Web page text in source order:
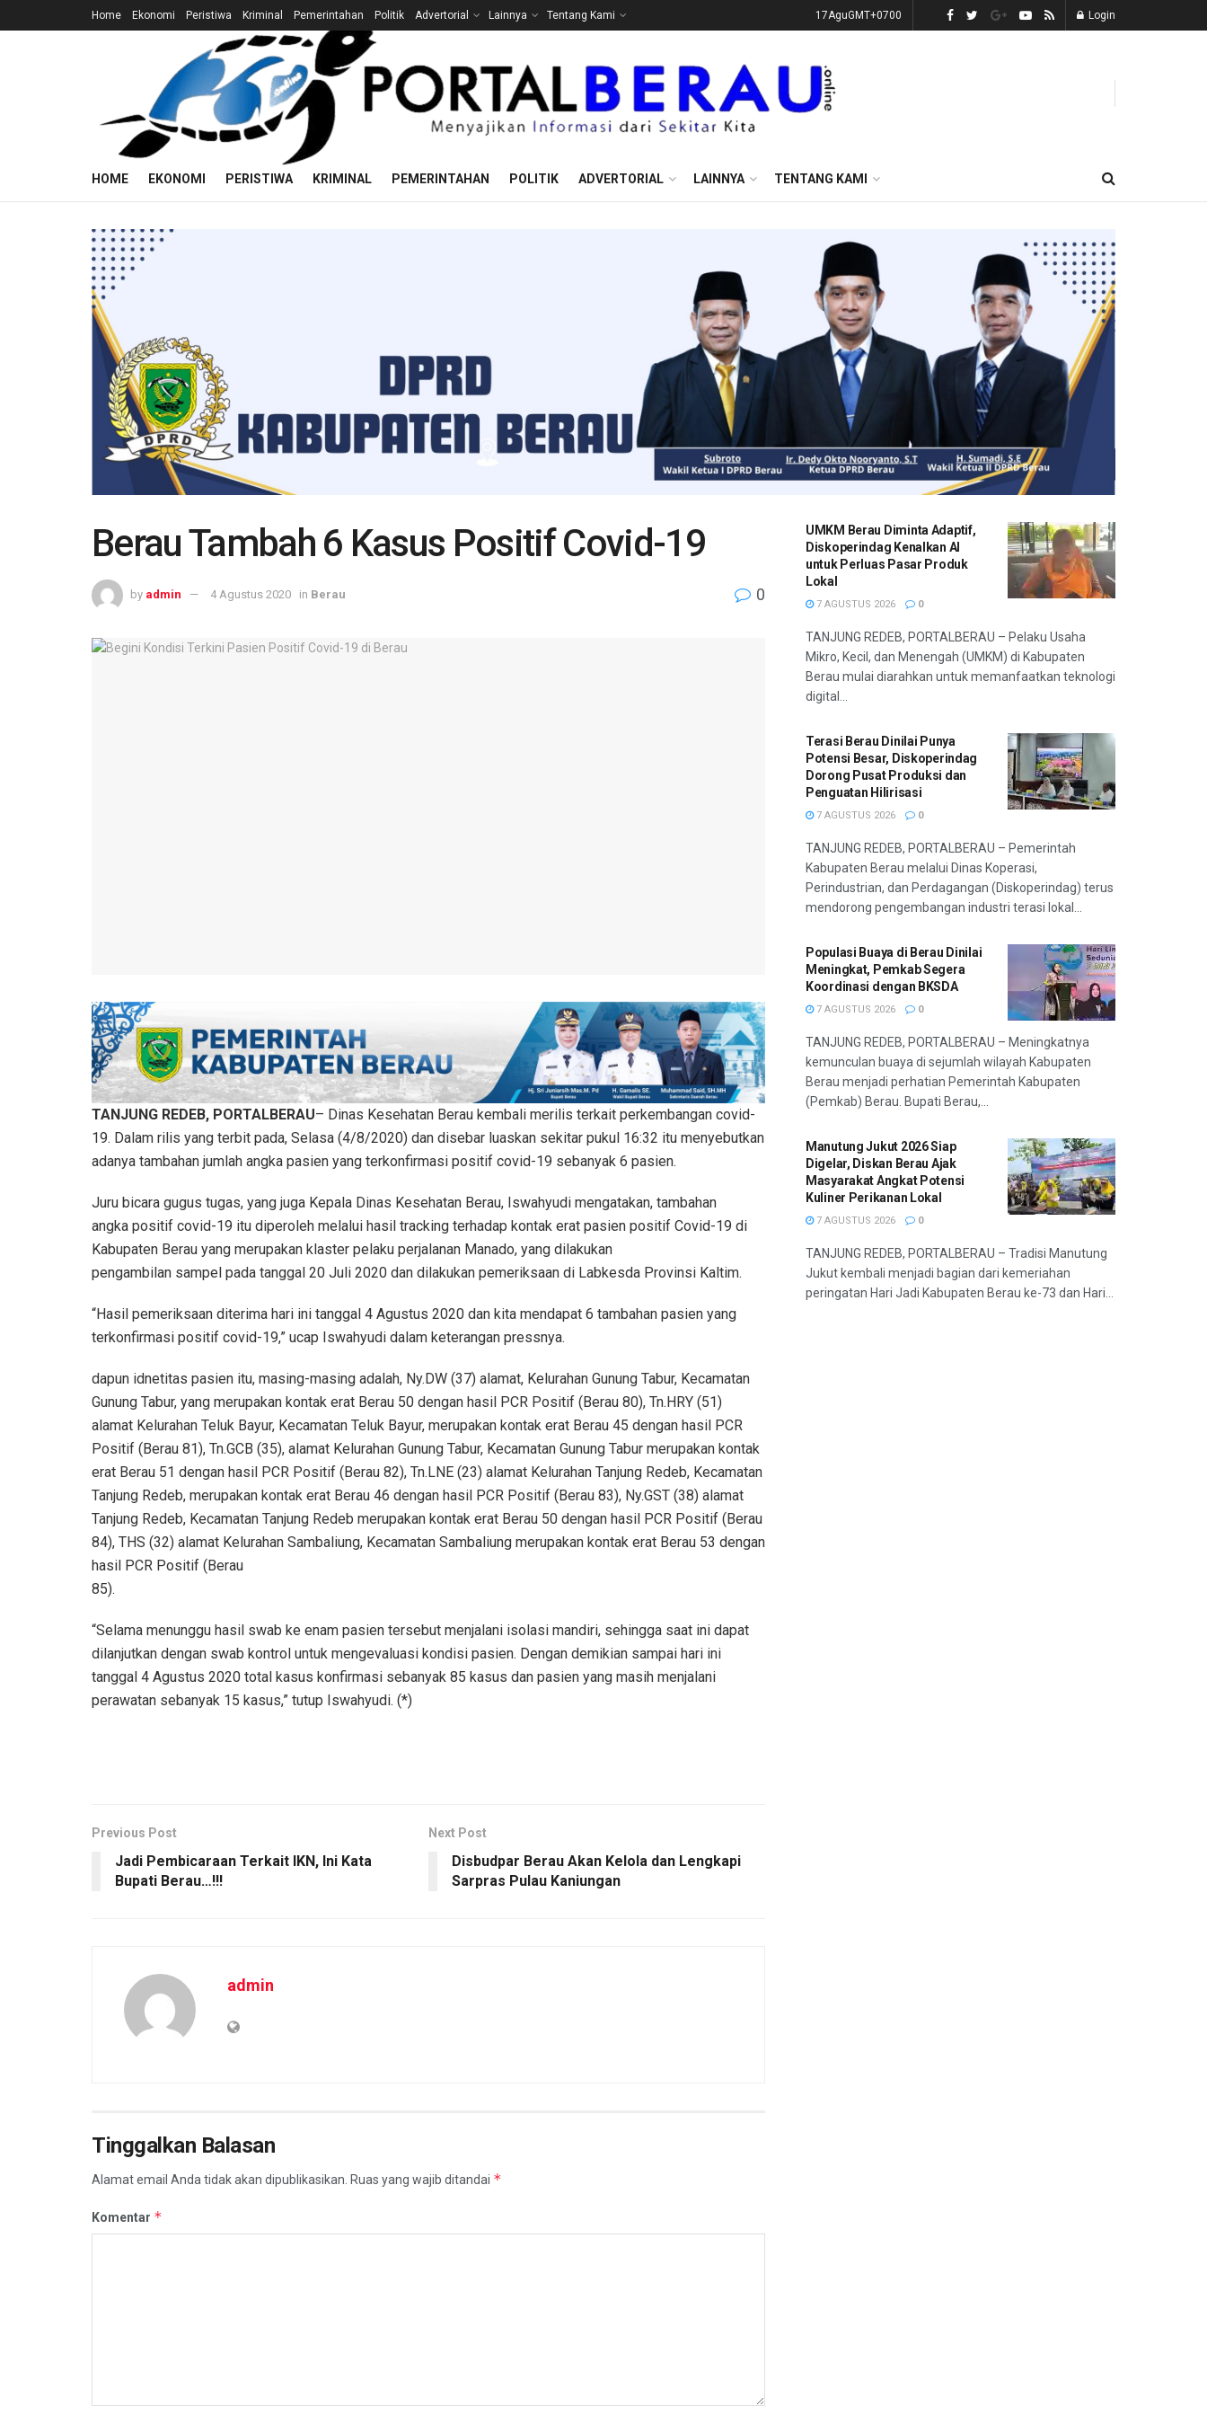
Home Ekonomi Peristiwa Kriminal Pemerintahan Politik Advertorial Lainnya Tentang Kami 17AguGMT+0700 Login
HOME EKONOMI PERISTIWA KRIMINAL PEMERINTAHAN POLITIK ADVERTORIAL LAINNYA TENTANG KAMI
Berau Tambah 6 Kasus Positif Covid-19
by admin 4 Agustus 2020 in Berau 0
TANJUNG REDEB, PORTALBERAU– Dinas Kesehatan Berau kembali merilis terkait perkembangan covid-
19. Dalam rilis yang terbit pada, Selasa (4/8/2020) dan disebar luaskan sekitar pukul 16:32 itu menyebutkan
adanya tambahan jumlah angka pasien yang terkonfirmasi positif covid-19 sebanyak 6 pasien.
Juru bicara gugus tugas, yang juga Kepala Dinas Kesehatan Berau, Iswahyudi mengatakan, tambahan
angka positif covid-19 itu diperoleh melalui hasil tracking terhadap kontak erat pasien positif Covid-19 di
Kabupaten Berau yang merupakan klaster pelaku perjalanan Manado, yang dilakukan
pengambilan sampel pada tanggal 20 Juli 2020 dan dilakukan pemeriksaan di Labkesda Provinsi Kaltim.
“Hasil pemeriksaan diterima hari ini tanggal 4 Agustus 2020 dan kita mendapat 6 tambahan pasien yang
terkonfirmasi positif covid-19,” ucap Iswahyudi dalam keterangan pressnya.
dapun idnetitas pasien itu, masing-masing adalah, Ny.DW (37) alamat, Kelurahan Gunung Tabur, Kecamatan
Gunung Tabur, yang merupakan kontak erat Berau 50 dengan hasil PCR Positif (Berau 80), Tn.HRY (51)
alamat Kelurahan Teluk Bayur, Kecamatan Teluk Bayur, merupakan kontak erat Berau 45 dengan hasil PCR
Positif (Berau 81), Tn.GCB (35), alamat Kelurahan Gunung Tabur, Kecamatan Gunung Tabur merupakan kontak
erat Berau 51 dengan hasil PCR Positif (Berau 82), Tn.LNE (23) alamat Kelurahan Tanjung Redeb, Kecamatan
Tanjung Redeb, merupakan kontak erat Berau 46 dengan hasil PCR Positif (Berau 83), Ny.GST (38) alamat
Tanjung Redeb, Kecamatan Tanjung Redeb merupakan kontak erat Berau 50 dengan hasil PCR Positif (Berau
84), THS (32) alamat Kelurahan Sambaliung, Kecamatan Sambaliung merupakan kontak erat Berau 53 dengan
hasil PCR Positif (Berau
85).
“Selama menunggu hasil swab ke enam pasien tersebut menjalani isolasi mandiri, sehingga saat ini dapat
dilanjutkan dengan swab kontrol untuk mengevaluasi kondisi pasien. Dengan demikian sampai hari ini
tanggal 4 Agustus 2020 total kasus konfirmasi sebanyak 85 kasus dan pasien yang masih menjalani
perawatan sebanyak 15 kasus,” tutup Iswahyudi. (*)
Previous Post
Jadi Pembicaraan Terkait IKN, Ini Kata
Bupati Berau…!!!
Next Post
Disbudpar Berau Akan Kelola dan Lengkapi
Sarpras Pulau Kaniungan
admin
Tinggalkan Balasan
Alamat email Anda tidak akan dipublikasikan. Ruas yang wajib ditandai *
Komentar *
UMKM Berau Diminta Adaptif,
Diskoperindag Kenalkan AI
untuk Perluas Pasar Produk
Lokal
7 AGUSTUS 2026 0
TANJUNG REDEB, PORTALBERAU – Pelaku Usaha
Mikro, Kecil, dan Menengah (UMKM) di Kabupaten
Berau mulai diarahkan untuk memanfaatkan teknologi
digital...
Terasi Berau Dinilai Punya
Potensi Besar, Diskoperindag
Dorong Pusat Produksi dan
Penguatan Hilirisasi
7 AGUSTUS 2026 0
TANJUNG REDEB, PORTALBERAU – Pemerintah
Kabupaten Berau melalui Dinas Koperasi,
Perindustrian, dan Perdagangan (Diskoperindag) terus
mendorong pengembangan industri terasi lokal...
Populasi Buaya di Berau Dinilai
Meningkat, Pemkab Segera
Koordinasi dengan BKSDA
7 AGUSTUS 2026 0
TANJUNG REDEB, PORTALBERAU – Meningkatnya
kemunculan buaya di sejumlah wilayah Kabupaten
Berau menjadi perhatian Pemerintah Kabupaten
(Pemkab) Berau. Bupati Berau,...
Manutung Jukut 2026 Siap
Digelar, Diskan Berau Ajak
Masyarakat Angkat Potensi
Kuliner Perikanan Lokal
7 AGUSTUS 2026 0
TANJUNG REDEB, PORTALBERAU – Tradisi Manutung
Jukut kembali menjadi bagian dari kemeriahan
peringatan Hari Jadi Kabupaten Berau ke-73 dan Hari...